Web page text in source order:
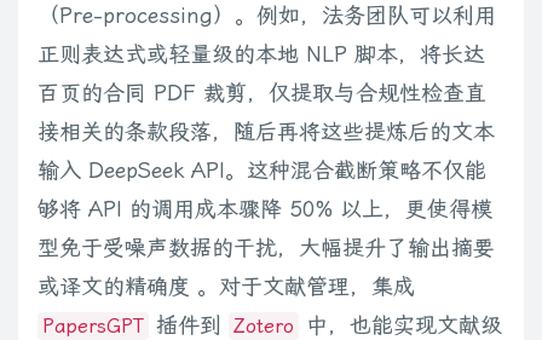
（Pre-processing）。例如，法务团队可以利用
正则表达式或轻量级的本地 NLP 脚本，将长达
百页的合同 PDF 裁剪，仅提取与合规性检查直
接相关的条款段落，随后再将这些提炼后的文本
输入 DeepSeek API。这种混合截断策略不仅能
够将 API 的调用成本骤降 50% 以上，更使得模
型免于受噪声数据的干扰，大幅提升了输出摘要
或译文的精确度 。对于文献管理，集成
PapersGPT 插件到 Zotero
中，也能实现文献级